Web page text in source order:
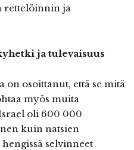
rettelöinnin ja
ja tulevaisuus
on osoittanut, että se mitä
myös muita
oli 600 000
kuin natsien
selvinneet